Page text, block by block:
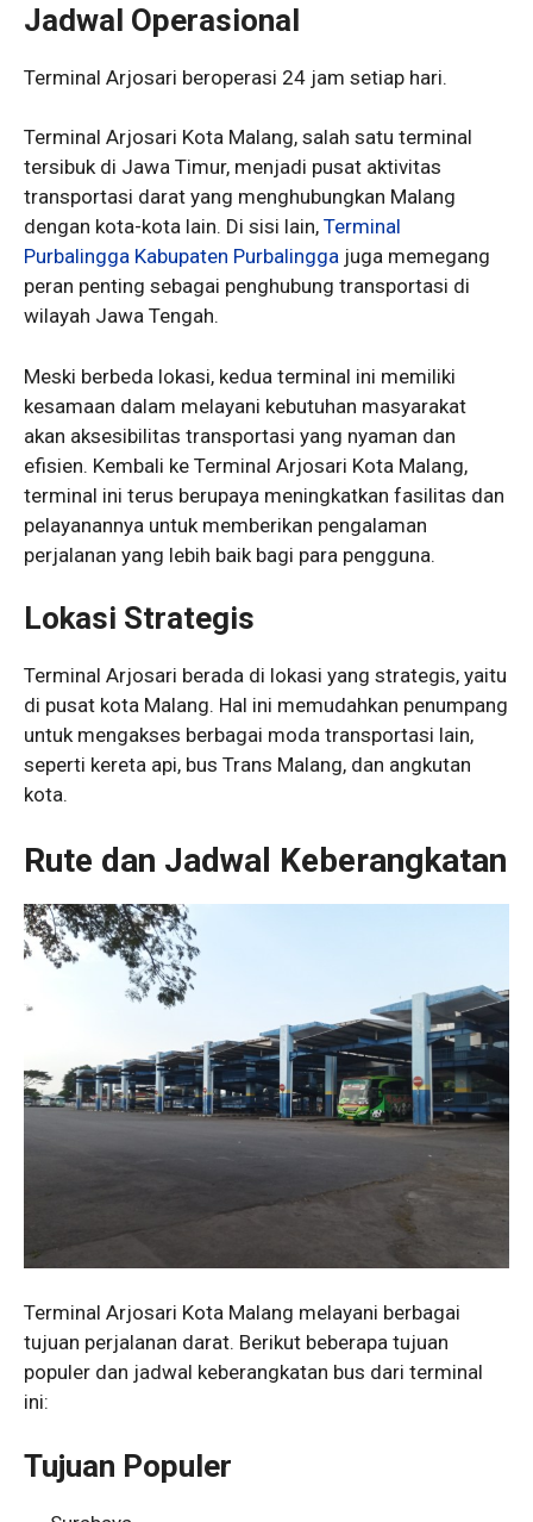
Jadwal Operasional
Terminal Arjosari beroperasi 24 jam setiap hari.
Terminal Arjosari Kota Malang, salah satu terminal
tersibuk di Jawa Timur, menjadi pusat aktivitas
transportasi darat yang menghubungkan Malang
dengan kota-kota lain. Di sisi lain, Terminal
Purbalingga Kabupaten Purbalingga juga memegang
peran penting sebagai penghubung transportasi di
wilayah Jawa Tengah.
Meski berbeda lokasi, kedua terminal ini memiliki
kesamaan dalam melayani kebutuhan masyarakat
akan aksesibilitas transportasi yang nyaman dan
efisien. Kembali ke Terminal Arjosari Kota Malang,
terminal ini terus berupaya meningkatkan fasilitas dan
pelayanannya untuk memberikan pengalaman
perjalanan yang lebih baik bagi para pengguna.
Lokasi Strategis
Terminal Arjosari berada di lokasi yang strategis, yaitu
di pusat kota Malang. Hal ini memudahkan penumpang
untuk mengakses berbagai moda transportasi lain,
seperti kereta api, bus Trans Malang, dan angkutan
kota.
Rute dan Jadwal Keberangkatan
Terminal Arjosari Kota Malang melayani berbagai
tujuan perjalanan darat. Berikut beberapa tujuan
populer dan jadwal keberangkatan bus dari terminal
ini:
Tujuan Populer